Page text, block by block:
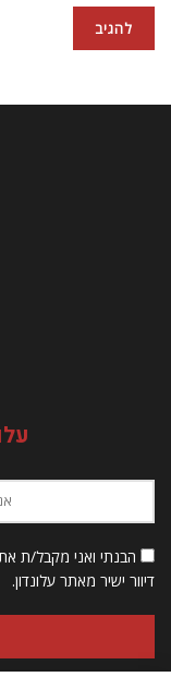
הבנתי ואני מקבל/ת
דיוור ישיר מאתר עלונדון.